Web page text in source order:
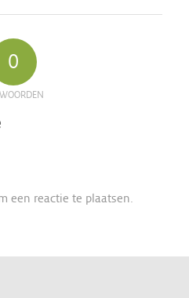
0
een reactie te plaatsen.